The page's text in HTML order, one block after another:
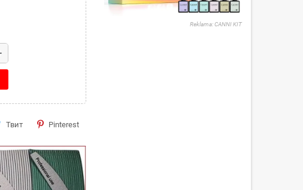
Твит Pinterest
Reklama: CANNI KIT